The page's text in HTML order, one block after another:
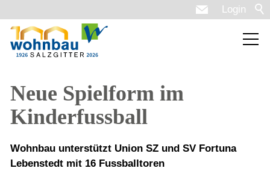
Login
Neue Spielform im
Kinderfussball
Wohnbau unterstützt Union SZ und SV Fortuna
Lebenstedt mit 16 Fussballtoren